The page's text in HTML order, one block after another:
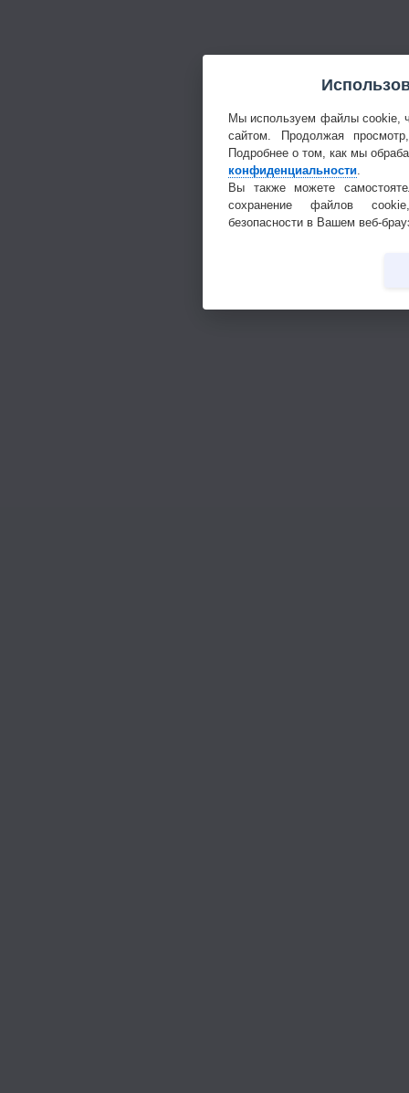
Мы используем файлы cookie,
сайтом. Продолжая
Подробнее о том, как мы
конфиденциальности.
Вы также можете
сохранение файлов
безопасности в Вашем веб-